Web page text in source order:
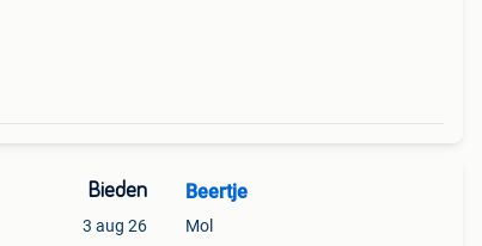
Bieden
3 aug 26
Beertje
Mol